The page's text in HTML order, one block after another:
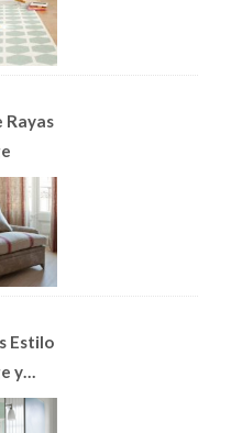
Rayas
Estilo
y
Art